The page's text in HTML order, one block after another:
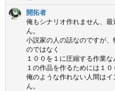
a
c
i
o
n
s
:
開拓者
俺もシナリオ作れません、
ん。
小説家の人の話なのですが
のではなく
１００を１に圧縮する作業な
１の作品を作るためには１
俺のような作れない人間は
ん。